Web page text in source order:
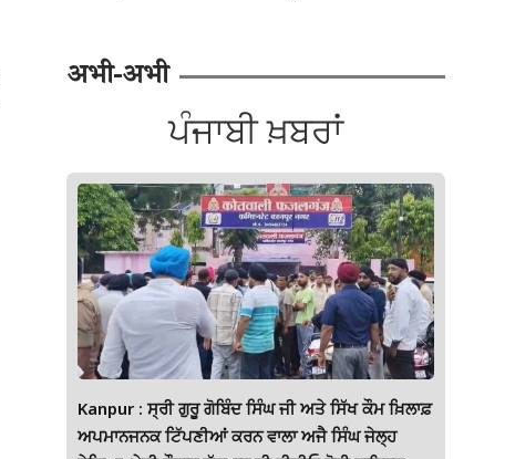
अभी-अभी
ਪੰਜਾਬੀ ਖ਼ਬਰਾਂ
Kanpur : ਸ੍ਰੀ ਗੁਰੂ ਗੋਬਿੰਦ ਸਿੰਘ ਜੀ ਅਤੇ ਸਿੱਖ ਕੌਮ ਖ਼ਿਲਾਫ਼
ਅਪਮਾਨਜਨਕ ਟਿੱਪਣੀਆਂ ਕਰਨ ਵਾਲਾ ਅਜੈ ਸਿੰਘ ਜੇਲ੍ਹ